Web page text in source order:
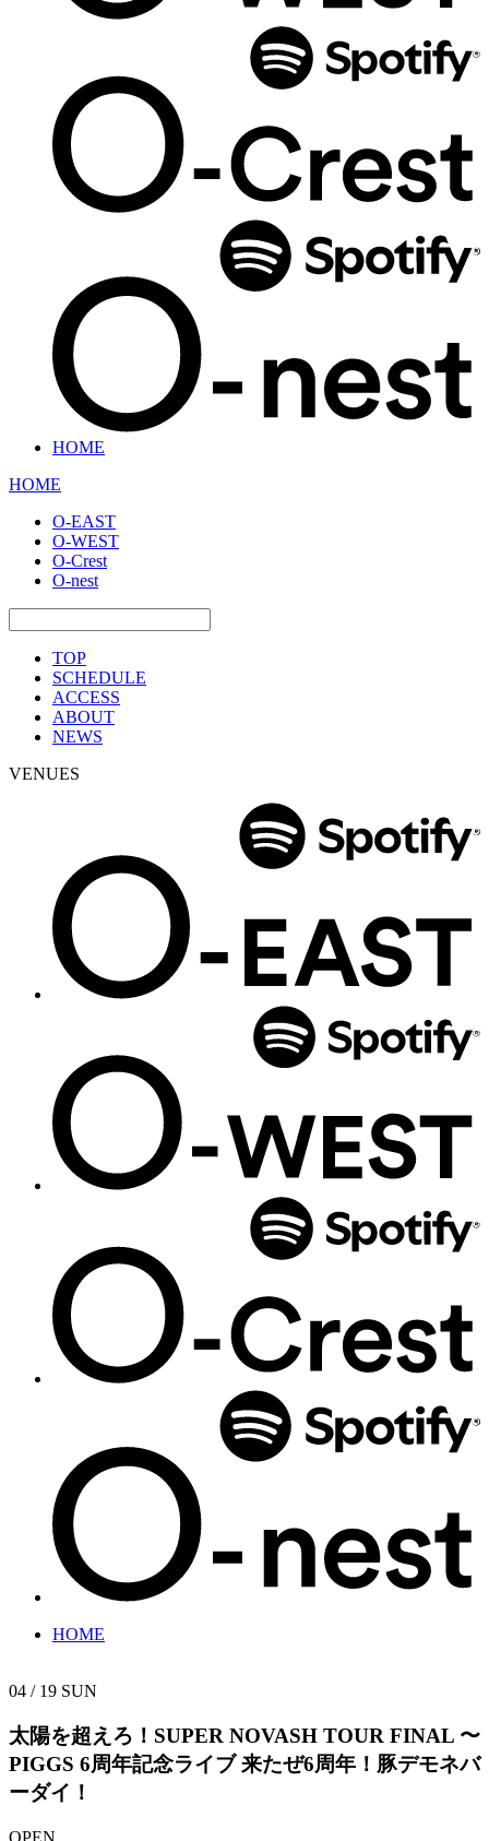
HOME
HOME
O-EAST
O-WEST
O-Crest
O-nest
TOP
SCHEDULE
ACCESS
ABOUT
NEWS
VENUES
HOME
04 / 19 SUN
太陽を超えろ！SUPER NOVASH TOUR FINAL 〜
PIGGS 6周年記念ライブ 来たぜ6周年！豚デモネバ
ーダイ！
OPEN